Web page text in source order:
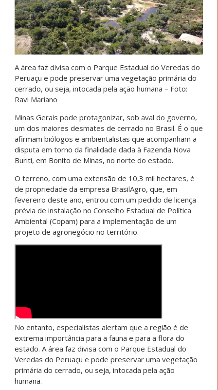
A área faz divisa com o Parque Estadual do Veredas do
Peruaçu e pode preservar uma vegetação primária do
cerrado, ou seja, intocada pela ação humana – Foto:
Ravi Mariano
Minas Gerais pode protagonizar, sob aval do governo,
um dos maiores desmates de cerrado no Brasil. É o que
afirmam biólogos e ambientalistas que acompanham a
disputa em torno da finalidade dada à Fazenda Nova
Buriti, em Bonito de Minas, no norte do estado.
O terreno, com uma extensão de 10,3 mil hectares, é
de propriedade da empresa BrasilAgro, que, em
fevereiro deste ano, entrou com um pedido de licença
prévia de instalação no Conselho Estadual de Política
Ambiental (Copam) para a implementação de um
projeto de agronegócio no território.
No entanto, especialistas alertam que a região é de
extrema importância para a fauna e para a flora do
estado. A área faz divisa com o Parque Estadual do
Veredas do Peruaçu e pode preservar uma vegetação
primária do cerrado, ou seja, intocada pela ação
humana.